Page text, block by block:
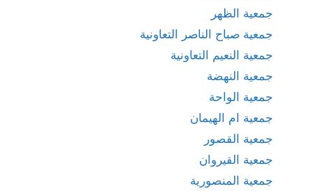
جمعية الظهر
جمعية صباح الناصر التعاونية
جمعية النعيم التعاونية
جمعية النهضة
جمعية الواحة
جمعية ام الهيمان
جمعية القصور
جمعية القيروان
جمعية المنصورية